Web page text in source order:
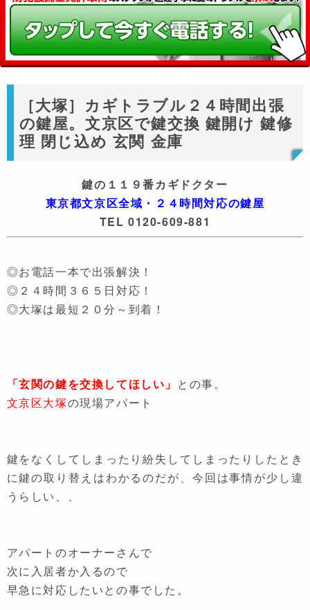
［大塚］カギトラブル２４時間出張
の鍵屋。文京区で鍵交換 鍵開け 鍵修
理 閉じ込め 玄関 金庫
鍵の１１９番カギドクター
東京都文京区全域・２４時間対応の鍵屋
TEL 0120-609-881
◎お電話一本で出張解決！
◎２４時間３６５日対応！
◎大塚は最短２０分～到着！
「玄関の鍵を交換してほしい」 との事。
文京区大塚の現場アパート
鍵をなくしてしまったり紛失してしまったりしたとき
に鍵の取り替えはわかるのだが、今回は事情が少し違
うらしい、、
アパートのオーナーさんで
次に入居者か入るので
早急に対応したいとの事でした。